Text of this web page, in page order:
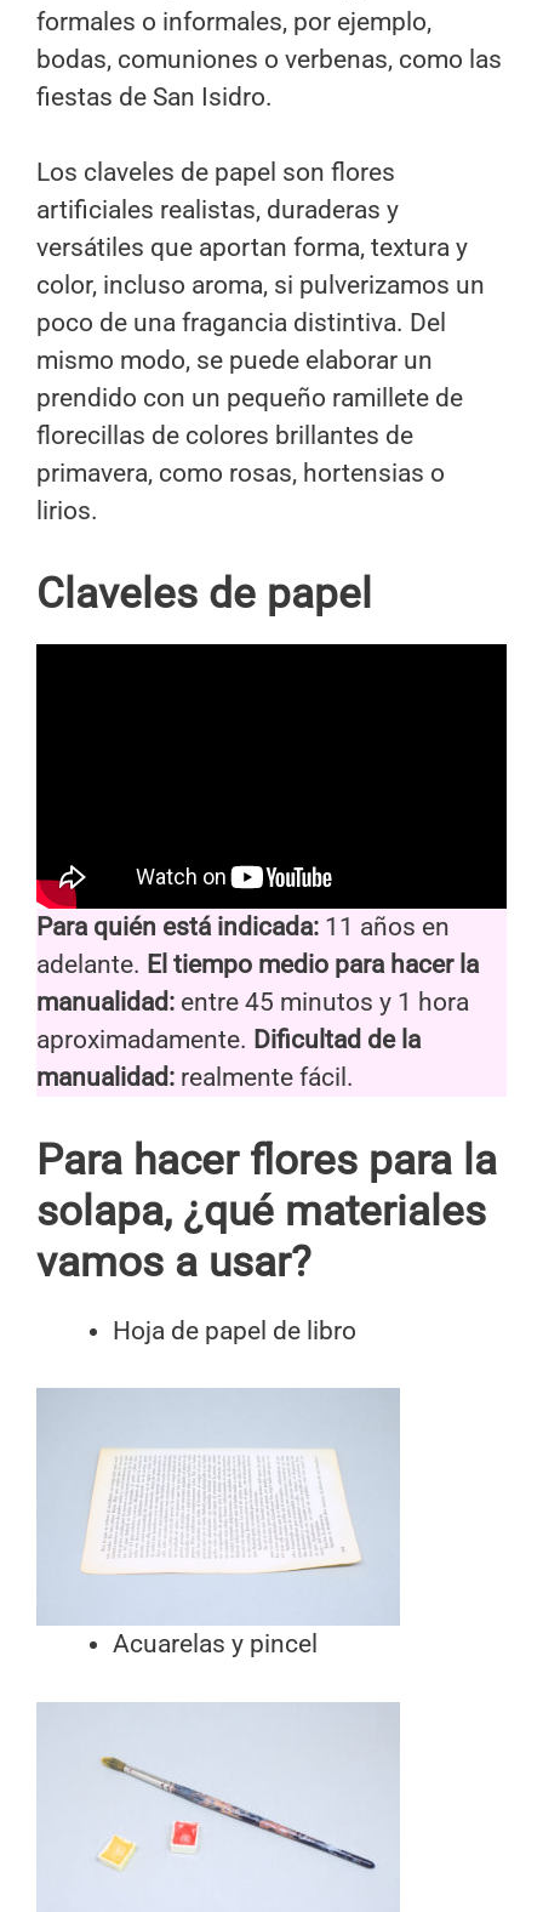
formales o informales, por ejemplo,
bodas, comuniones o verbenas, como las
fiestas de San Isidro.
Los claveles de papel son flores
artificiales realistas, duraderas y
versátiles que aportan forma, textura y
color, incluso aroma, si pulverizamos un
poco de una fragancia distintiva. Del
mismo modo, se puede elaborar un
prendido con un pequeño ramillete de
florecillas de colores brillantes de
primavera, como rosas, hortensias o
lirios.
Claveles de papel
Para quién está indicada: 11 años en
adelante. El tiempo medio para hacer la
manualidad: entre 45 minutos y 1 hora
aproximadamente. Dificultad de la
manualidad: realmente fácil.
Para hacer flores para la
solapa, ¿qué materiales
vamos a usar?
Hoja de papel de libro
Acuarelas y pincel